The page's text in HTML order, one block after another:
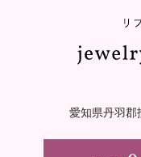
愛知県丹羽郡